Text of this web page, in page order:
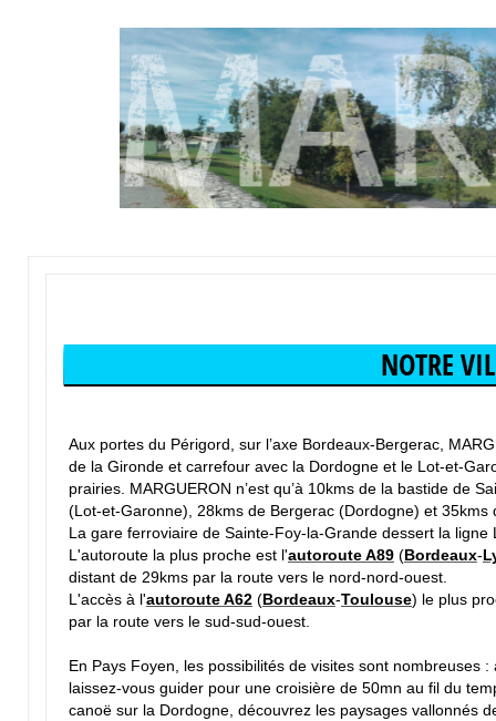
NOTRE
Aux portes du Périgord, sur l’axe Bordeaux-Bergerac,
de la Gironde et carrefour avec la Dordogne et le Lot-et-
prairies. MARGUERON n’est qu’à 10kms de la bastide de
(Lot-et-Garonne), 28kms de Bergerac (Dordogne) et
La gare ferroviaire de Sainte-Foy-la-Grande dessert la
L'autoroute la plus proche est l'autoroute A89 ( Bordeaux-
distant de 29kms par la route vers le nord-nord-ouest.
L'accès à l'autoroute A62 ( Bordeaux-Toulouse) le plus
par la route vers le sud-sud-ouest.
En Pays Foyen, les possibilités de visites sont nombreuses
laissez-vous guider pour une croisière de 50mn au fil du
canoë sur la Dordogne, découvrez les paysages vallonnés